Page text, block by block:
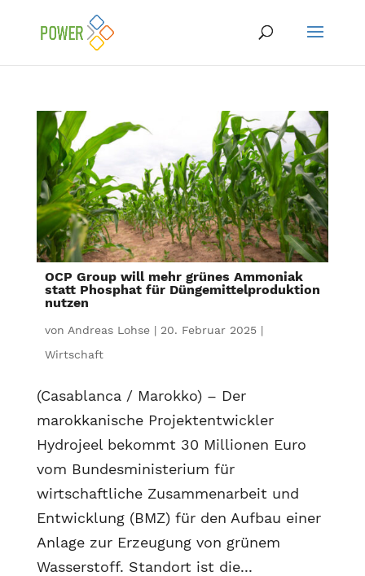
OCP Group will mehr grünes Ammoniak
statt Phosphat für Düngemittelproduktion
nutzen
von Andreas Lohse| 20. Februar 2025|
Wirtschaft
(Casablanca / Marokko) – Der
marokkanische Projektentwickler
Hydrojeel bekommt 30 Millionen Euro
vom Bundesministerium für
wirtschaftliche Zusammenarbeit und
Entwicklung (BMZ) für den Aufbau einer
Anlage zur Erzeugung von grünem
Wasserstoff. Standort ist die...